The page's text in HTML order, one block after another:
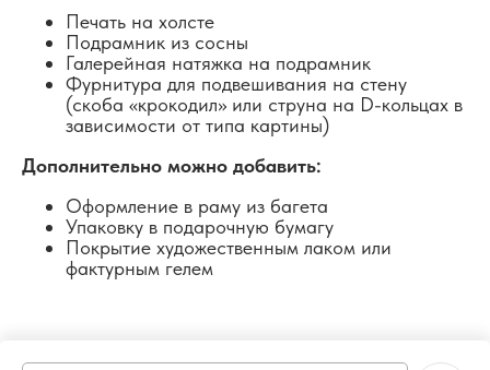
Печать на холсте
Подрамник из сосны
Галерейная натяжка на подрамник
Фурнитура для подвешивания на стену
(скоба «крокодил» или струна на D-кольцах в
зависимости от типа картины)
Дополнительно можно добавить:
Оформление в раму из багета
Упаковку в подарочную бумагу
Покрытие художественным лаком или
фактурным гелем